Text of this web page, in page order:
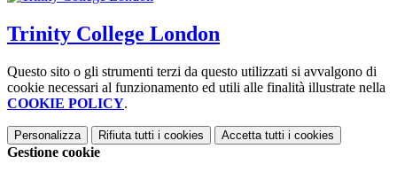
Trinity College London
Questo sito o gli strumenti terzi da questo utilizzati si avvalgono di
cookie necessari al funzionamento ed utili alle finalità illustrate nella
COOKIE POLICY.
Personalizza Rifiuta tutti i cookies Accetta tutti i cookies
Gestione cookie